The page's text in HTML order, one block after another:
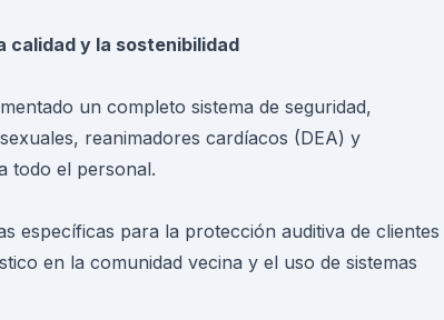
calidad y la sostenibilidad
un completo sistema de seguridad,
reanimadores cardíacos (DEA) y
todo el personal.
específicas para la protección auditiva de clientes
en la comunidad vecina y el uso de sistemas